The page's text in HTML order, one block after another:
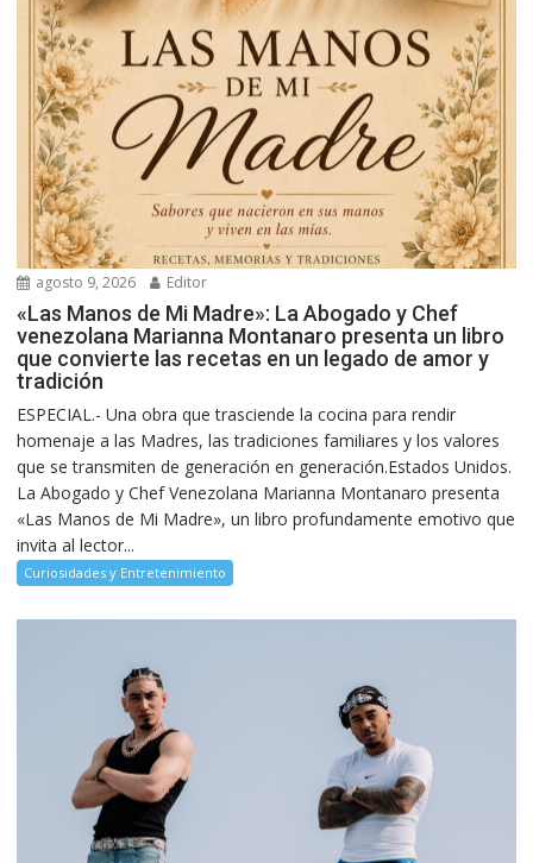
agosto 9, 2026 Editor
«Las Manos de Mi Madre»: La Abogado y Chef
venezolana Marianna Montanaro presenta un libro
que convierte las recetas en un legado de amor y
tradición
ESPECIAL.- Una obra que trasciende la cocina para rendir
homenaje a las Madres, las tradiciones familiares y los valores
que se transmiten de generación en generación.Estados Unidos.
La Abogado y Chef Venezolana Marianna Montanaro presenta
«Las Manos de Mi Madre», un libro profundamente emotivo que
invita al lector...
Curiosidades y Entretenimiento